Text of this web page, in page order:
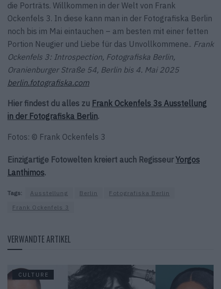
die Porträts. Willkommen in der Welt von Frank
Ockenfels 3. In diese kann man in der Fotografiska Berlin
noch bis im Mai eintauchen – am besten mit einer fetten
Portion Neugier und Liebe für das Unvollkommene.. Frank
Ockenfels 3: Introspection, Fotografiska Berlin,
Oranienburger Straße 54, Berlin bis 4. Mai 2025
berlin.fotografiska.com
Hier findest du alles zu Frank Ockenfels 3s Ausstellung
in der Fotografiska Berlin.
Fotos: © Frank Ockenfels 3
Einzigartige Fotowelten kreiert auch RegisseurYorgos
Lanthimos.
Tags: Ausstellung Berlin
Fotografiska Berlin
Frank Ockenfels 3
VERWANDTE ARTIKEL
CULTURE